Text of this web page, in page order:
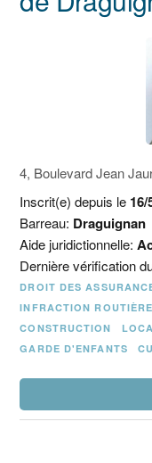
4, Boulevard Jean
Inscrit(e) depuis le 16/
Barreau: Draguignan
Aide juridictionnelle:
Dernière vérification
DROIT DES
INFRACTION ROUTIÈRE
CONSTRUCTION
GARDE D'ENFANTS